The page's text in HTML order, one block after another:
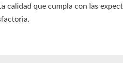
calidad que cumpla con las